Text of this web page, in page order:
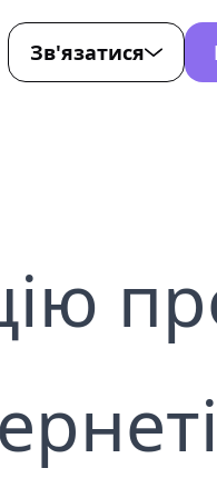
Зв'язатися
7872
221-4353